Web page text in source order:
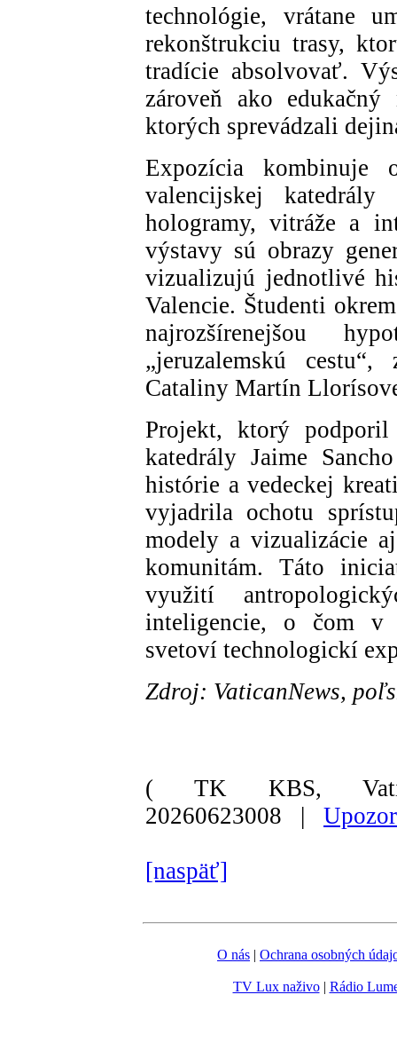
technológie, vrátane
rekonštrukciu trasy,
tradície absolvovať.
zároveň ako
ktorých sprevádzali
Expozícia kombinuje
valencijskej
hologramy, vitráže a
výstavy sú obrazy
vizualizujú jednotlivé
Valencie. Študenti
najrozšírenejšou
„jeruzalemskú
Cataliny Martín
Projekt, ktorý
katedrály Jaime
histórie a vedeckej
vyjadrila ochotu
modely a vizualizácie
komunitám. Táto
využití
inteligencie, o čom v
svetoví technologickí
Zdroj: VaticanNews,
( TK KBS,
20260623008 |
[naspäť]
O nás | Ochrana osobných
TV Lux naživo| Rádio